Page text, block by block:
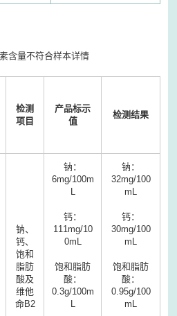
含量不符合样本详情
检测
项目
产品标示
值
检测结果
钠、
钙、
饱和
脂肪
酸及
维他
命B2
钠：
6mg/100m
钙：
111mg/10
0mL
饱和脂肪
酸：
0.3g/100m
钠：
32mg/100
mL
钙：
30mg/100
mL
饱和脂肪
酸：
0.95g/100
mL